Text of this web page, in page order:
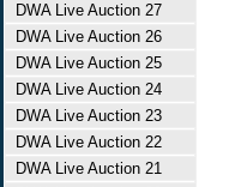
DWA Live Auction 27
DWA Live Auction 26
DWA Live Auction 25
DWA Live Auction 24
DWA Live Auction 23
DWA Live Auction 22
DWA Live Auction 21